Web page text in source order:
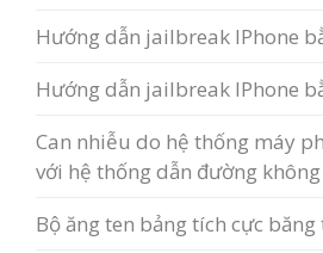
Hướng dẫn jailbreak IPhone
Hướng dẫn jailbreak IPhone
Can nhiễu do hệ thống máy
với hệ thống dẫn đường
Bộ ăng ten bảng tích cực băng